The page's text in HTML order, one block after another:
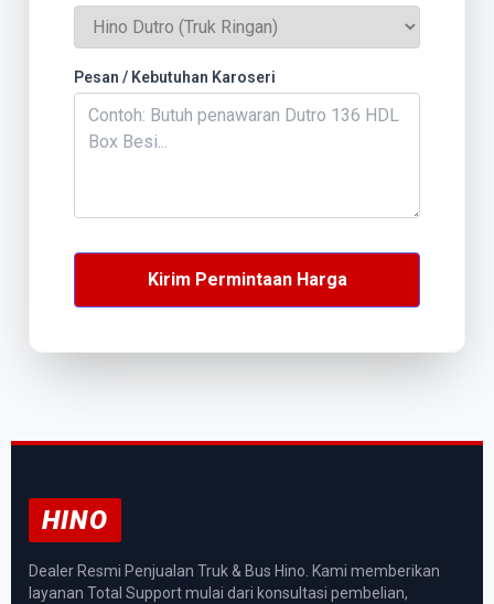
Pesan / Kebutuhan Karoseri
Kirim Permintaan Harga
HINO
Dealer Resmi Penjualan Truk & Bus Hino. Kami memberikan
layanan Total Support mulai dari konsultasi pembelian,